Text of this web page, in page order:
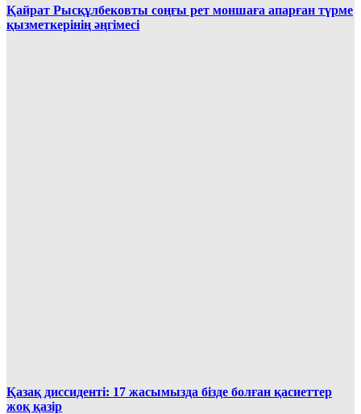
Қайрат Рысқұлбековты соңғы рет моншаға апарған түрме
қызметкерінің әңгімесі
Қазақ диссиденті: 17 жасымызда бізде болған қасиеттер
жоқ қазір